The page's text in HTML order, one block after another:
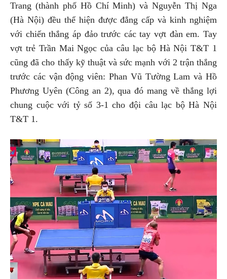
Trang (thành phố Hồ Chí Minh) và Nguyễn Thị Nga
(Hà Nội) đều thể hiện được đẳng cấp và kinh nghiệm
với chiến thắng áp đảo trước các tay vợt đàn em. Tay
vợt trẻ Trần Mai Ngọc của câu lạc bộ Hà Nội T&T 1
cũng đã cho thấy kỹ thuật và sức mạnh với 2 trận thắng
trước các vận động viên: Phan Vũ Tường Lam và Hồ
Phương Uyên (Công an 2), qua đó mang về thắng lợi
chung cuộc với tỷ số 3-1 cho đội câu lạc bộ Hà Nội
T&T 1.